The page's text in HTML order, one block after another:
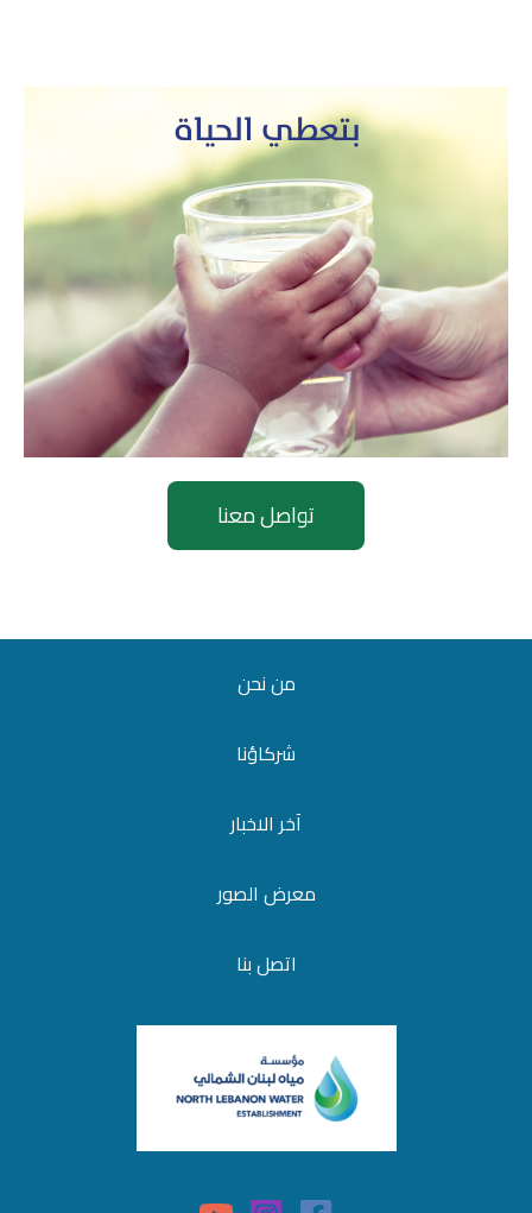
تواصل معنا
من نحن
شركاؤنا
آخر الاخبار
معرض الصور
اتصل بنا